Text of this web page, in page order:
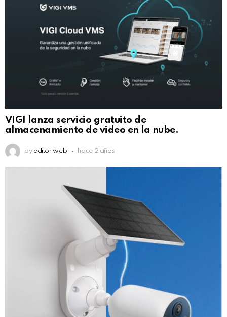
VIGI lanza servicio gratuito de
almacenamiento de video en la nube.
by editor web hace 2 años